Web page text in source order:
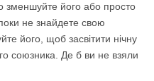
зменшуйте його або просто
не знайдете свою
його, щоб засвітити нічну
союзника. Де б ви не взяли